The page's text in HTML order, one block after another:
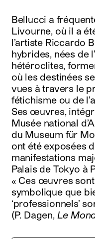
Bellucci a
Livourne, où il a
l’artiste Riccardo
hybrides, nées de
hétéroclites,
où les destinées
vues à travers le
fétichisme ou de
Ses œuvres,
Musée national
du Museum für
ont été exposées
manifestations
Palais de Tokyo à
« Ces œuvres sont
symbolique que
‘professionnels’
(P. Dagen, Le